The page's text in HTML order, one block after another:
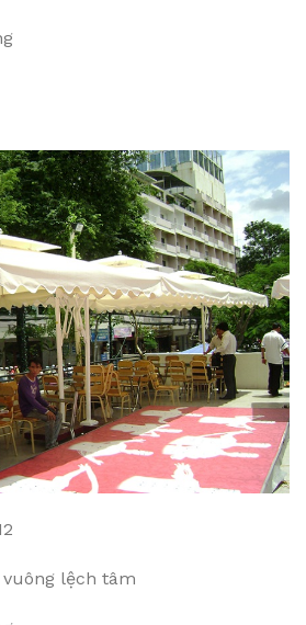
lệch tâm